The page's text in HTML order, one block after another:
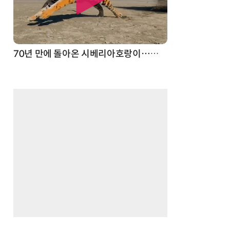
70년 만에 돌아온 시베리아호랑이…카자흐스탄 야생에 풀렸다